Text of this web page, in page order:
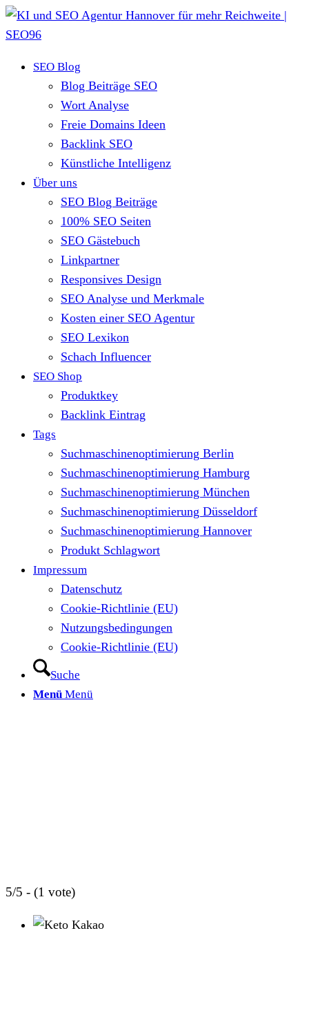
SEO Blog
Blog Beiträge SEO
Wort Analyse
Freie Domains Ideen
Backlink SEO
Künstliche Intelligenz
Über uns
SEO Blog Beiträge
100% SEO Seiten
SEO Gästebuch
Linkpartner
Responsives Design
SEO Analyse und Merkmale
Kosten einer SEO Agentur
SEO Lexikon
Schach Influencer
SEO Shop
Produktkey
Backlink Eintrag
Tags
Suchmaschinenoptimierung Berlin
Suchmaschinenoptimierung Hamburg
Suchmaschinenoptimierung München
Suchmaschinenoptimierung Düsseldorf
Suchmaschinenoptimierung Hannover
Produkt Schlagwort
Impressum
Datenschutz
Cookie-Richtlinie (EU)
Nutzungsbedingungen
Cookie-Richtlinie (EU)
Suche
Menü Menü
5/5 - (1 vote)